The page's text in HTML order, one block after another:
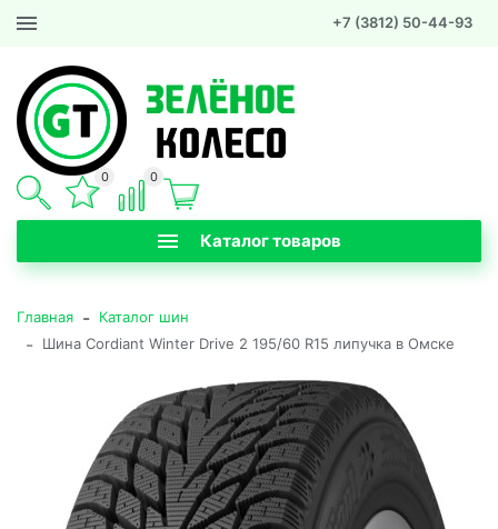
+7 (3812) 50-44-93
Каталог товаров
0 0
Главная - Каталог шин
- Шина Cordiant Winter Drive 2 195/60 R15 липучка в Омске